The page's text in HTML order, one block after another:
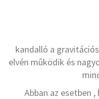
kandalló a
elvén mûködik és
Abban az esetben